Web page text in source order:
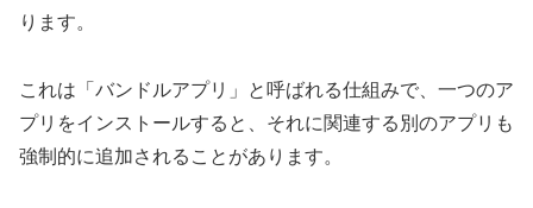
ります。
これは「バンドルアプリ」と呼ばれる仕組みで、一つのア
プリをインストールすると、それに関連する別のアプリも
強制的に追加されることがあります。